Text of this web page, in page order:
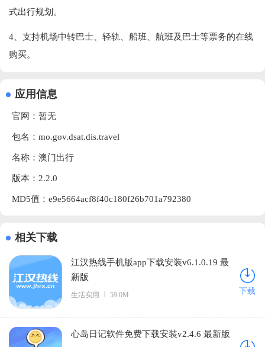
式出行规划。
4、支持机场中转巴士、轻轨、船班、航班及巴士等票务的在线
购买。
应用信息
官网：暂无
包名：mo.gov.dsat.dis.travel
名称：澳门出行
版本：2.2.0
MD5值：e9e5664acf8f40c180f26b701a792380
相关下载
江汉热线手机版app下载安装v6.1.0.19 最
新版
生活实用 59.0M 下载
心岛日记软件免费下载安装v2.4.6 最新版